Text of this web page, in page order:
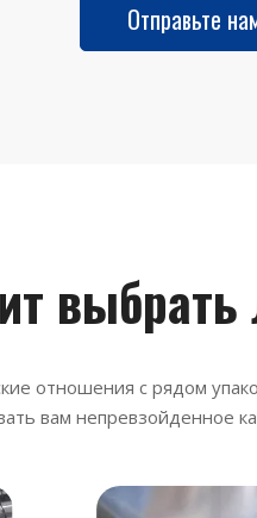
Отправьте
выбрать
отношения с рядом
вам непревзойденное